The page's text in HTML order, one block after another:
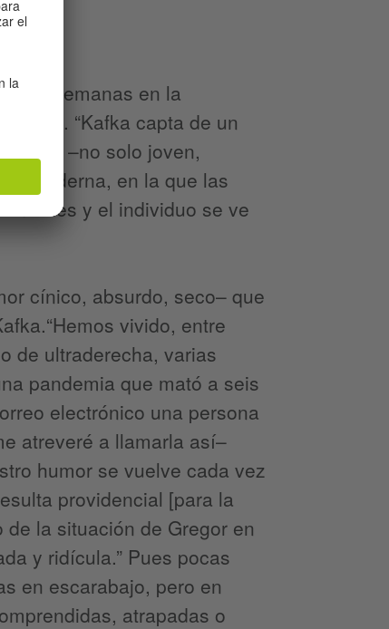
alemanas en la
“Kafka capta de un
gente –no solo joven,
moderna, en la que las
y el individuo se ve
cínico, absurdo, seco– que
vivido, entre
de ultraderecha, varias
pandemia que mató a seis
electrónico una persona
atreveré a llamarla así–
humor se vuelve cada vez
providencial [para la
la situación de Gregor en
y ridícula.” Pues pocas
en escarabajo, pero en
atrapadas o